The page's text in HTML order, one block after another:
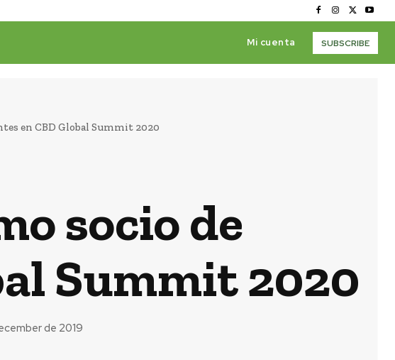
Mi cuenta SUBSCRIBE
en CBD Global Summit 2020
socio de
Summit 2020
de 2019